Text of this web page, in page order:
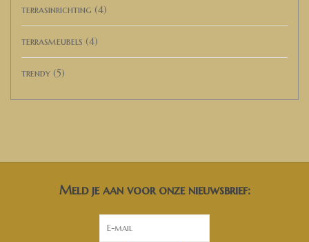
terrasinrichting (4)
terrasmeubels (4)
trendy (5)
Meld je aan voor onze nieuwsbrief: